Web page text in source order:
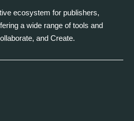
ecosystem for publishers,
a wide range of tools and
and Create.